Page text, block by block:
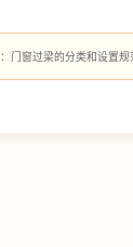
：门窗过梁的分类和设置规